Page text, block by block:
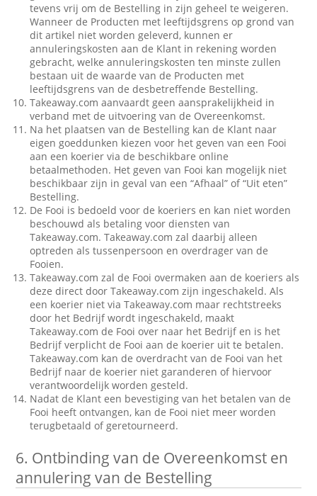
tevens vrij om de Bestelling in zijn geheel te weigeren.
Wanneer de Producten met leeftijdsgrens op grond van
dit artikel niet worden geleverd, kunnen er
annuleringskosten aan de Klant in rekening worden
gebracht, welke annuleringskosten ten minste zullen
bestaan uit de waarde van de Producten met
leeftijdsgrens van de desbetreffende Bestelling.
Takeaway.com aanvaardt geen aansprakelijkheid in
verband met de uitvoering van de Overeenkomst.
Na het plaatsen van de Bestelling kan de Klant naar
eigen goeddunken kiezen voor het geven van een Fooi
aan een koerier via de beschikbare online
betaalmethoden. Het geven van Fooi kan mogelijk niet
beschikbaar zijn in geval van een “Afhaal” of “Uit eten”
Bestelling.
De Fooi is bedoeld voor de koeriers en kan niet worden
beschouwd als betaling voor diensten van
Takeaway.com. Takeaway.com zal daarbij alleen
optreden als tussenpersoon en overdrager van de
Fooien.
Takeaway.com zal de Fooi overmaken aan de koeriers als
deze direct door Takeaway.com zijn ingeschakeld. Als
een koerier niet via Takeaway.com maar rechtstreeks
door het Bedrijf wordt ingeschakeld, maakt
Takeaway.com de Fooi over naar het Bedrijf en is het
Bedrijf verplicht de Fooi aan de koerier uit te betalen.
Takeaway.com kan de overdracht van de Fooi van het
Bedrijf naar de koerier niet garanderen of hiervoor
verantwoordelijk worden gesteld.
Nadat de Klant een bevestiging van het betalen van de
Fooi heeft ontvangen, kan de Fooi niet meer worden
terugbetaald of geretourneerd.
6. Ontbinding van de Overeenkomst en
annulering van de Bestelling